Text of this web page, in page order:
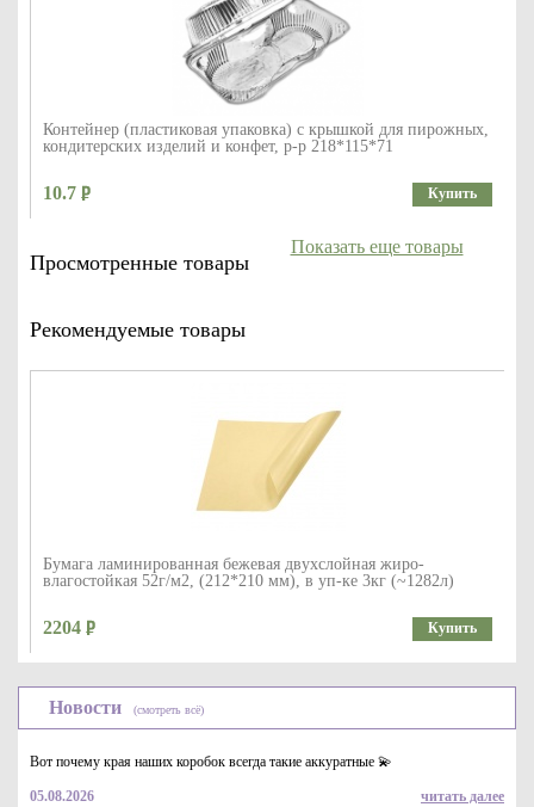
Контейнер (пластиковая упаковка) с крышкой для пирожных,
кондитерских изделий и конфет, р-р 218*115*71
10.7 Купить
Просмотренные товары
Рекомендуемые товары
Бумага ламинированная бежевая двухслойная жиро-
влагостойкая 52г/м2, (212*210 мм), в уп-ке 3кг (~1282л)
2204 Купить
Показать еще товары
Новости (смотреть всё)
Вот почему края наших коробок всегда такие аккуратные 💫
05.08.2026
читать далее